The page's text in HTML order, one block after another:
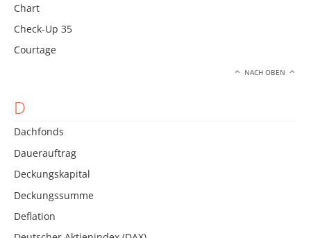
Chart
Check-Up 35
Courtage
NACH OBEN
D
Dachfonds
Dauerauftrag
Deckungskapital
Deckungssumme
Deflation